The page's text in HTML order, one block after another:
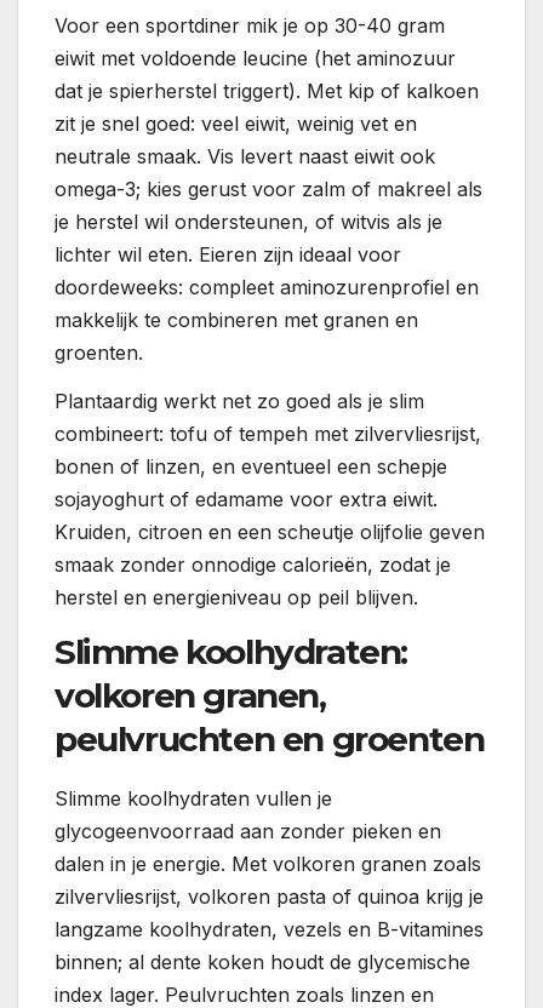
Voor een sportdiner mik je op 30-40 gram
eiwit met voldoende leucine (het aminozuur
dat je spierherstel triggert). Met kip of kalkoen
zit je snel goed: veel eiwit, weinig vet en
neutrale smaak. Vis levert naast eiwit ook
omega-3; kies gerust voor zalm of makreel als
je herstel wil ondersteunen, of witvis als je
lichter wil eten. Eieren zijn ideaal voor
doordeweeks: compleet aminozurenprofiel en
makkelijk te combineren met granen en
groenten.
Plantaardig werkt net zo goed als je slim
combineert: tofu of tempeh met zilvervliesrijst,
bonen of linzen, en eventueel een schepje
sojayoghurt of edamame voor extra eiwit.
Kruiden, citroen en een scheutje olijfolie geven
smaak zonder onnodige calorieën, zodat je
herstel en energieniveau op peil blijven.
Slimme koolhydraten:
volkoren granen,
peulvruchten en groenten
Slimme koolhydraten vullen je
glycogeenvoorraad aan zonder pieken en
dalen in je energie. Met volkoren granen zoals
zilvervliesrijst, volkoren pasta of quinoa krijg je
langzame koolhydraten, vezels en B-vitamines
binnen; al dente koken houdt de glycemische
index lager. Peulvruchten zoals linzen en